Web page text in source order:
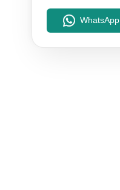
WhatsApp